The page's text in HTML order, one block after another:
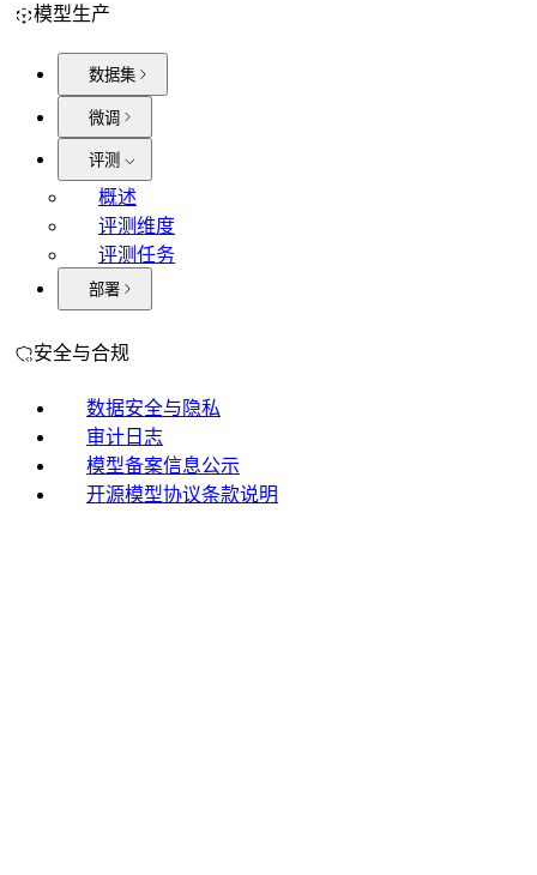
模型生产
数据集
微调
评测
概述
评测维度
评测任务
部署
安全与合规
数据安全与隐私
审计日志
模型备案信息公示
开源模型协议条款说明